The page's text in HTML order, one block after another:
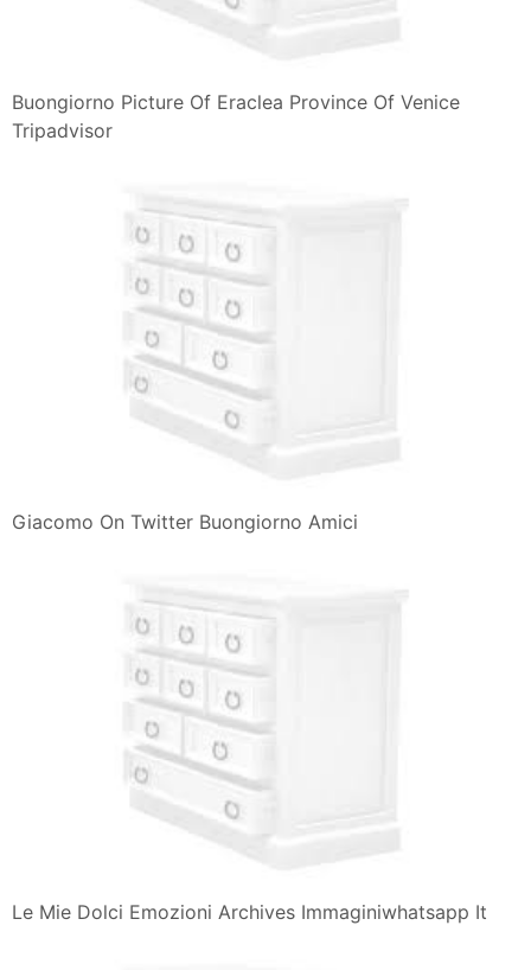
Buongiorno Picture Of Eraclea Province Of Venice
Tripadvisor
Giacomo On Twitter Buongiorno Amici
Le Mie Dolci Emozioni Archives Immaginiwhatsapp It